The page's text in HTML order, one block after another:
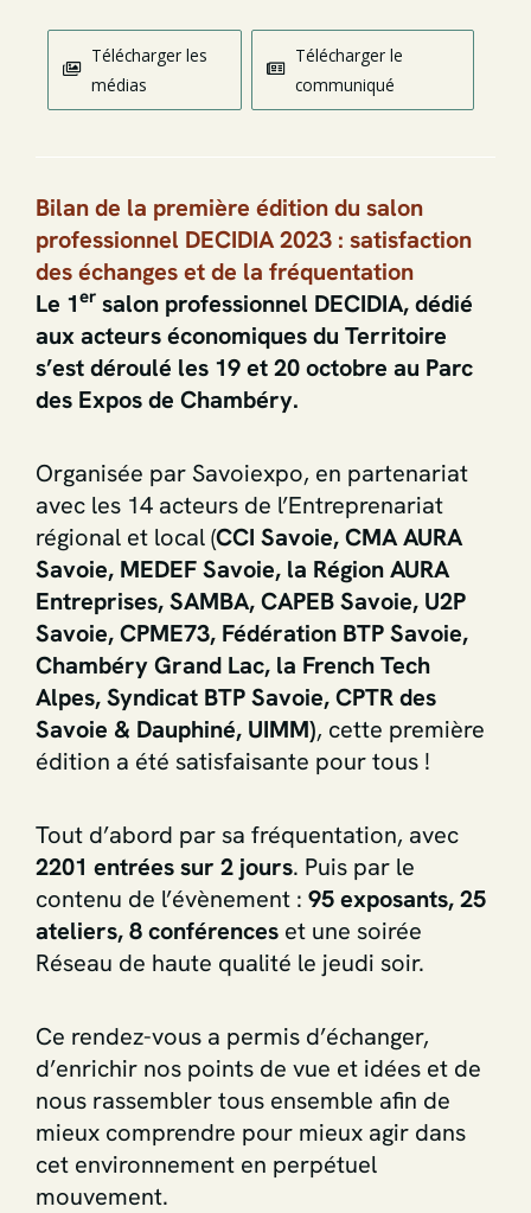
Télécharger les
médias
Télécharger le
communiqué
Bilan de la première édition du salon
professionnel DECIDIA 2023 : satisfaction
des échanges et de la fréquentation
Le 1er salon professionnel DECIDIA, dédié
aux acteurs économiques du Territoire
s’est déroulé les 19 et 20 octobre au Parc
des Expos de Chambéry.
Organisée par Savoiexpo, en partenariat
avec les 14 acteurs de l’Entreprenariat
régional et local (CCI Savoie, CMA AURA
Savoie, MEDEF Savoie, la Région AURA
Entreprises, SAMBA, CAPEB Savoie, U2P
Savoie, CPME73, Fédération BTP Savoie,
Chambéry Grand Lac, la French Tech
Alpes, Syndicat BTP Savoie, CPTR des
Savoie & Dauphiné, UIMM), cette première
édition a été satisfaisante pour tous !
Tout d’abord par sa fréquentation, avec
2201 entrées sur 2 jours. Puis par le
contenu de l’évènement : 95 exposants, 25
ateliers, 8 conférences et une soirée
Réseau de haute qualité le jeudi soir.
Ce rendez-vous a permis d’échanger,
d’enrichir nos points de vue et idées et de
nous rassembler tous ensemble afin de
mieux comprendre pour mieux agir dans
cet environnement en perpétuel
mouvement.